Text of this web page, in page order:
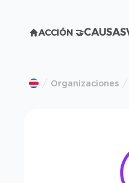
ACCIÓN 🤝CAUSAS
Organizaciones